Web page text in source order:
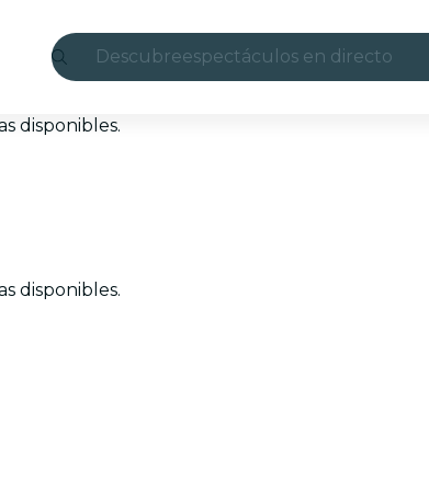
Descubreespectáculos en directo
disponibles.
disponibles.